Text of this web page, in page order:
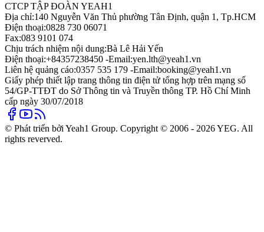
CTCP TẬP ĐOÀN YEAH1
Địa chỉ:140 Nguyễn Văn Thủ phường Tân Định, quận 1, Tp.HCM
Điện thoại:0828 730 06071
Fax:083 9101 074
Chịu trách nhiệm nội dung:Bà Lê Hải Yến
Điện thoại:+84357238450 -Email:yen.lth@yeah1.vn
Liên hệ quảng cáo:0357 535 179 -Email:booking@yeah1.vn
Giấy phép thiết lập trang thông tin điện tử tổng hợp trên mạng số
54/GP-TTĐT do Sở Thông tin và Truyền thông TP. Hồ Chí Minh
cấp ngày 30/07/2018
© Phát triển bởi Yeah1 Group. Copyright © 2006 - 2026 YEG. All
rights reverved.